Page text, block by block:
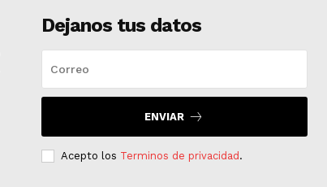
Dejanos tus datos
ENVIAR
Acepto los Terminos de privacidad.